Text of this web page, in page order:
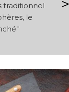
traditionnel
le